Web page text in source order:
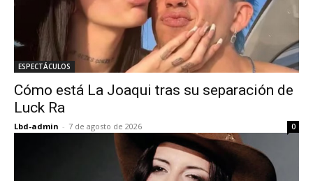
ESPECTÁCULOS
Cómo está La Joaqui tras su separación de
Luck Ra
Lbd-admin - 7 de agosto de 2026 0